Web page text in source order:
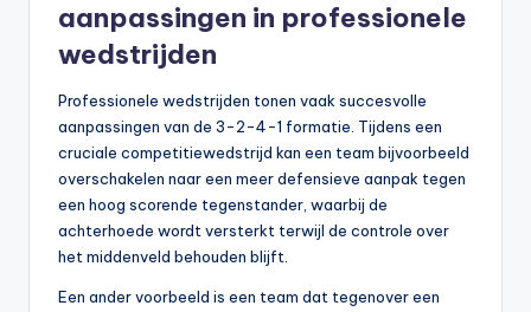
aanpassingen in professionele
wedstrijden
Professionele wedstrijden tonen vaak succesvolle
aanpassingen van de 3-2-4-1 formatie. Tijdens een
cruciale competitiewedstrijd kan een team bijvoorbeeld
overschakelen naar een meer defensieve aanpak tegen
een hoog scorende tegenstander, waarbij de
achterhoede wordt versterkt terwijl de controle over
het middenveld behouden blijft.
Een ander voorbeeld is een team dat tegenover een